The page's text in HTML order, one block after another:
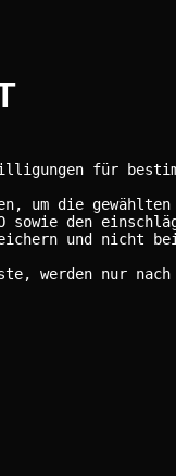
für
um die
den
und nicht
werden nur